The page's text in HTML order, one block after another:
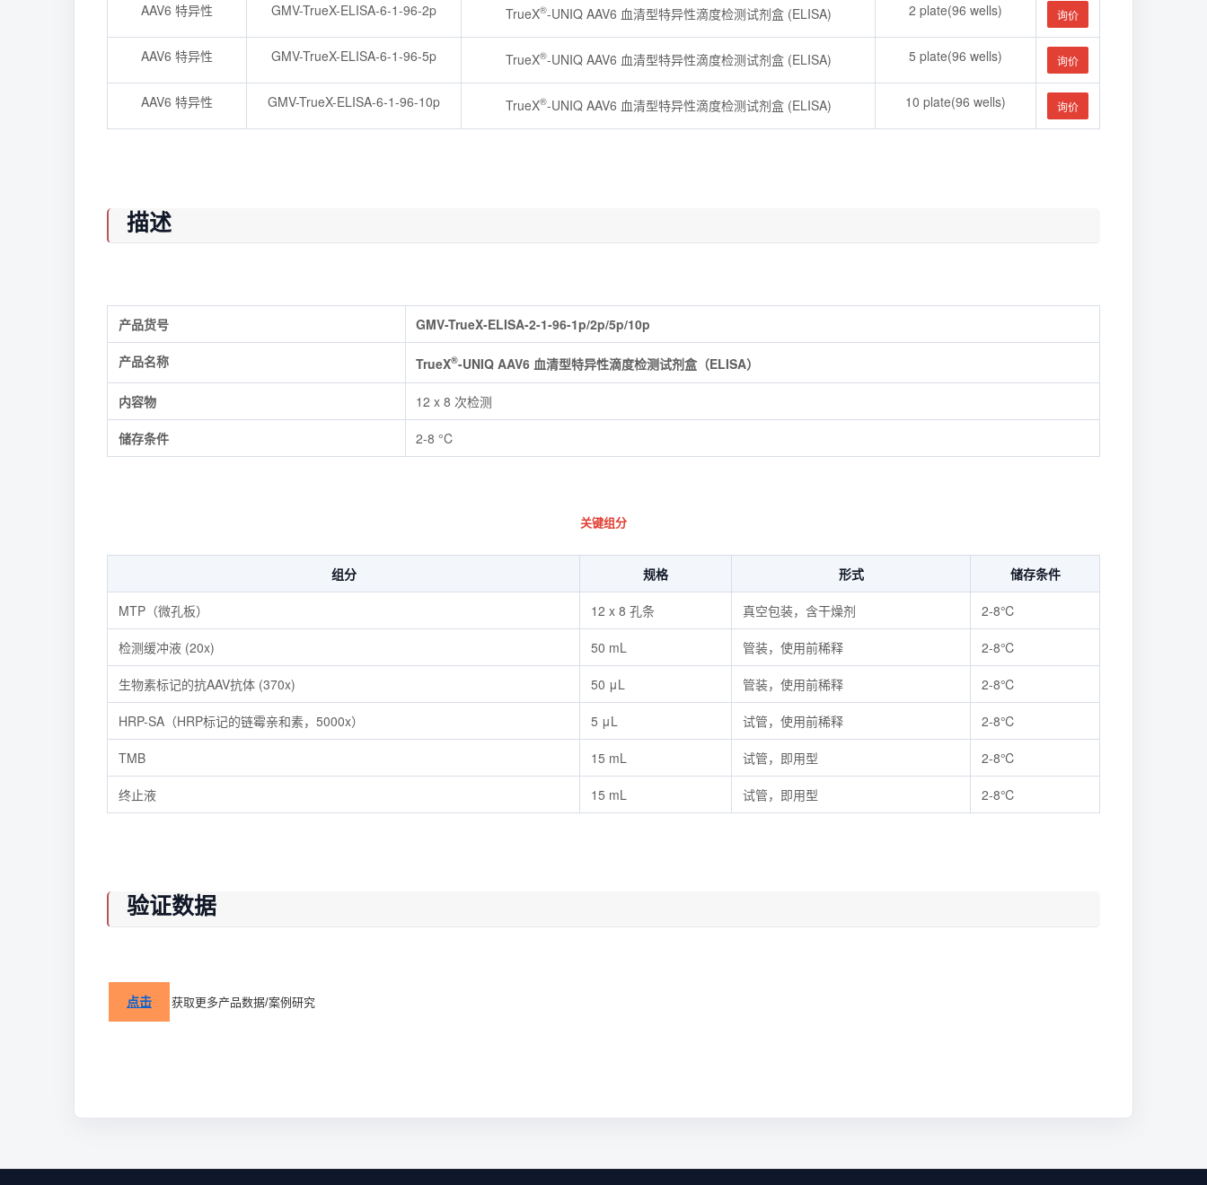
AAV6 特异性 GMV-TrueX-ELISA-6-1-96-2p TrueX®-UNIQ AAV6 血清型特异性滴度检测试剂盒 (ELISA) 2 plate(96 wells) 询价
AAV6 特异性 GMV-TrueX-ELISA-6-1-96-5p TrueX®-UNIQ AAV6 血清型特异性滴度检测试剂盒 (ELISA) 5 plate(96 wells) 询价
AAV6 特异性 GMV-TrueX-ELISA-6-1-96-10p TrueX®-UNIQ AAV6 血清型特异性滴度检测试剂盒 (ELISA) 10 plate(96 wells) 询价
描述
产品货号 GMV-TrueX-ELISA-2-1-96-1p/2p/5p/10p
产品名称 TrueX®-UNIQ AAV6 血清型特异性滴度检测试剂盒（ELISA）
内容物 12 x 8 次检测
储存条件 2-8 °C
关键组分
组分 规格 形式 储存条件
MTP（微孔板） 12 x 8 孔条 真空包装，含干燥剂 2-8℃
检测缓冲液 (20x) 50 mL 管装，使用前稀释 2-8℃
生物素标记的抗AAV抗体 (370x) 50 μL 管装，使用前稀释 2-8℃
HRP-SA（HRP标记的链霉亲和素，5000x） 5 μL 试管，使用前稀释 2-8℃
TMB 15 mL 试管，即用型 2-8℃
终止液 15 mL 试管，即用型 2-8℃
验证数据
点击 获取更多产品数据/案例研究